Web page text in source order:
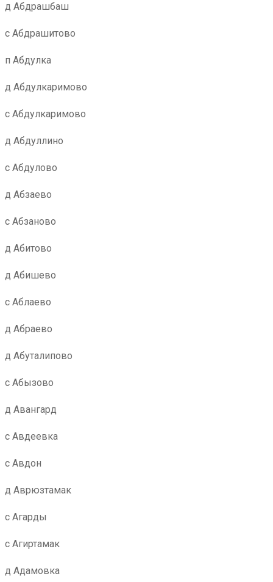
д Абдрашбаш
с Абдрашитово
п Абдулка
д Абдулкаримово
с Абдулкаримово
д Абдуллино
с Абдулово
д Абзаево
с Абзаново
д Абитово
д Абишево
с Аблаево
д Абраево
д Абуталипово
с Абызово
д Авангард
с Авдеевка
с Авдон
д Аврюзтамак
с Агарды
с Агиртамак
д Адамовка